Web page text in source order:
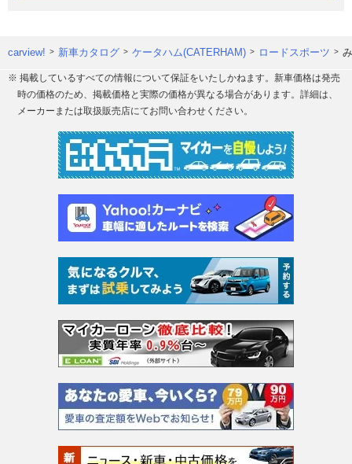
carview! 新車カタログ ケータハム(CATERHAM) ロードスポーツ
※ 掲載しているすべての情報について保証をいたしかねます。新車価格は発売
時の価格のため、掲載価格と実際の価格が異なる場合があります。詳細は、
メーカーまたは取扱販売店にてお問い合わせください。